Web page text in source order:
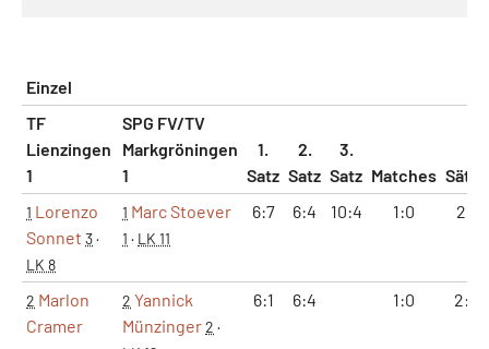
Einzel
TF
Lienzingen
1
SPG FV/TV
Markgröningen
1
1.
Satz
2.
Satz
3.
Satz Matches Sätze
1 Lorenzo
Sonnet 3·
LK 8
1 Marc Stoever
1 · LK 11
6:7 6:4 10:4 1:0 2:1
2 Marlon
Cramer
2 Yannick
Münzinger2 ·
6:1 6:4 1:0 2:0